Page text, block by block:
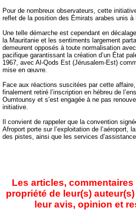
Pour de nombreux observateurs, cette
reflet de la position des Émirats arabes unis à
Une telle démarche est cependant en
la Mauritanie et les sentiments largement
demeurent opposés à toute normalisation
pacifique garantissant la création d’un État
1967, avec Al-Qods Est (Jérusalem-Est)
mise en œuvre.
Face aux réactions suscitées par cette
finalement retiré l’inscription en hébreu de
Oumtounsy et s’est engagée à ne pas
initiative.
Il convient de rappeler que la convention
Afroport porte sur l’exploitation de l’aéroport,
des pistes, ainsi que les services
Les articles,
propriété de leur(s)
leur avis, opinion et